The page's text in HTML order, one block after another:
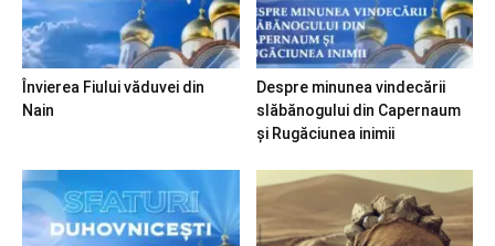
Învierea Fiului văduvei din
Nain
Despre minunea vindecării
slăbănogului din Capernaum
și Rugăciunea inimii